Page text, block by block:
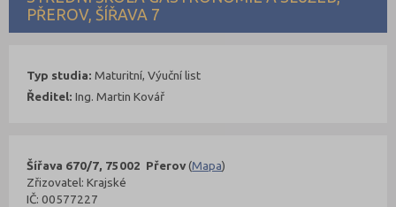
PŘEROV, ŠÍŘAVA 7
Šířava 670/7, 75002 Přerov(Mapa)
Zřizovatel: Krajské
IČ: 00577227
Typ studia: Maturitní, Výuční list
Ředitel: Ing. Martin Kovář